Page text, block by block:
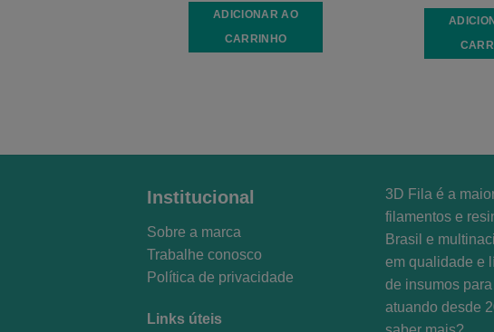
ADICIONAR AO
CARRINHO
Institucional
Sobre a marca
Trabalhe conosco
Política de privacidade
Links úteis
3D Fila é a
filamentos e
Brasil e
em qualidade e
de insumos
atuando desde